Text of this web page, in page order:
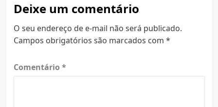
Deixe um comentário
O seu endereço de e-mail não será publicado.
Campos obrigatórios são marcados com *
Comentário *